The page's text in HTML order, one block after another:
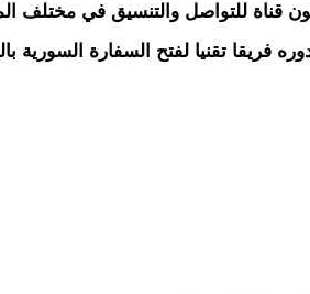
قناة للتواصل والتنسيق في مختلف
فريقا تقنيا لفتح السفارة السورية